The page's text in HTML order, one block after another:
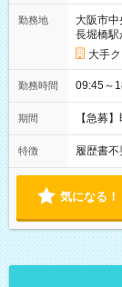
勤務地
大阪市中
長堀橋
大手
勤務時間 09:45～
期間 【急募
特徴 履歴書不
気になる！